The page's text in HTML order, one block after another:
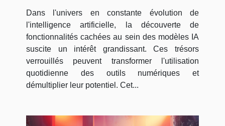
les modèles IA
Dans l'univers en constante évolution de
l'intelligence artificielle, la découverte de
fonctionnalités cachées au sein des modèles IA
suscite un intérêt grandissant. Ces trésors
verrouillés peuvent transformer l'utilisation
quotidienne des outils numériques et
démultiplier leur potentiel. Cet...